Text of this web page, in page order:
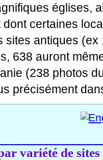
églises,
dont certaines
sites antiques
638 auront
(238 photos
précisément
variété de